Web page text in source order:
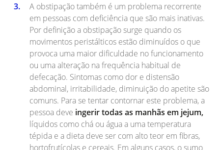
A obstipação também é um problema recorrente
em pessoas com deficiência que são mais inativas.
Por definição a obstipação surge quando os
movimentos peristálticos estão diminuídos o que
provoca uma maior dificuldade no funcionamento
ou uma alteração na frequência habitual de
defecação. Sintomas como dor e distensão
abdominal, irritabilidade, diminuição do apetite são
comuns. Para se tentar contornar este problema, a
pessoa deve ingerir todas as manhãs em jejum,
líquidos como chá ou água a uma temperatura
tépida e a dieta deve ser com alto teor em fibras,
hortofrutícolas e cereais. Em alguns casos, o sumo